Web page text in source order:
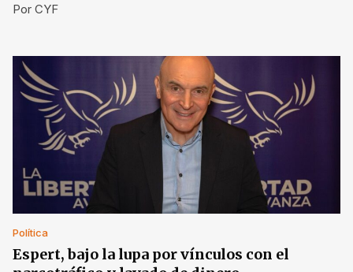
Por CYF
Política
Espert, bajo la lupa por vínculos con el